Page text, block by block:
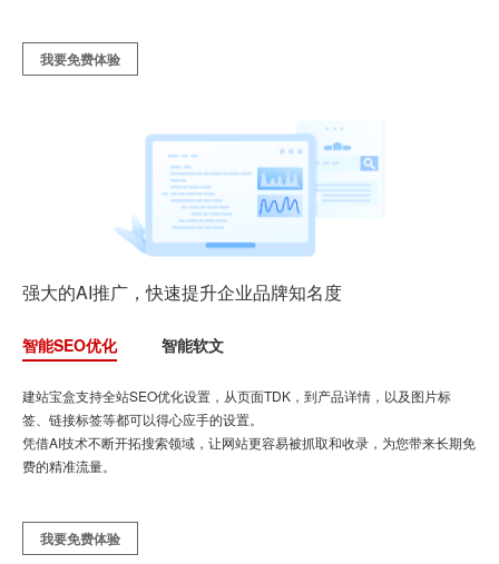
我要免费体验
强大的AI推广，快速提升企业品牌知名度
智能SEO优化 智能软文
建站宝盒支持全站SEO优化设置，从页面TDK，到产品详情，以及图片标
签、链接标签等都可以得心应手的设置。
凭借AI技术不断开拓搜索领域，让网站更容易被抓取和收录，为您带来长期免
费的精准流量。
我要免费体验